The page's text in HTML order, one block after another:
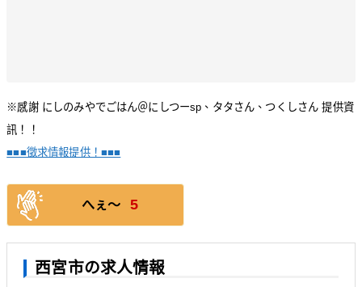
※感謝 にしのみやでごはん＠にしつーsp、タタさん、つくしさん 提供資
訊！！
■■■徵求情報提供！■■■
へぇ〜 5
西宮市の求人情報